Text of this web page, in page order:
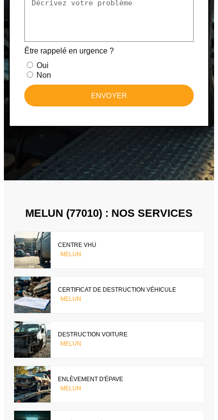
Être rappelé en urgence ?
Oui
Non
ENVOYER
MELUN (77010) : NOS SERVICES
CENTRE VHU
MELUN
CERTIFICAT DE DESTRUCTION VÉHICULE
MELUN
DESTRUCTION VOITURE
MELUN
ENLÈVEMENT D'ÉPAVE
MELUN